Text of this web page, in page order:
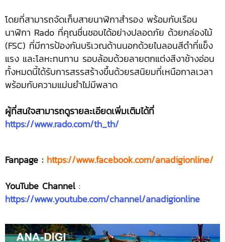
โดยที่สามารถจัดเก็บสายนาฬิกาสำรอง พร้อมกับเรือน
นาฬิกา Rado ที่คุณชื่นชอบได้อย่างปลอดภัย ด้วยกล่องไม้
(FSC) ที่มีการป้องกันบริเวณด้านนอกด้วยไนลอนสีดำที่แข็ง
แรง และโลหะทนทาน รอบล้อมด้วยลายตกแต่งสีงาช้างอ่อน
ทั้งหมดนี้ได้รับการสรรสร้างขึ้นด้วยรสนิยมที่เหนือกาลเวลา
พร้อมกับความแม่นยำไม่มีพลาด
ผู้ที่สนใจสามารถดูรายละเอียดเพิ่มเติมได้ที่
https://www.rado.com/th_th/
Fanpage : https://www.facebook.com/anadigionline/
YouTube Channel :
https://www.youtube.com/channel/anadigionline